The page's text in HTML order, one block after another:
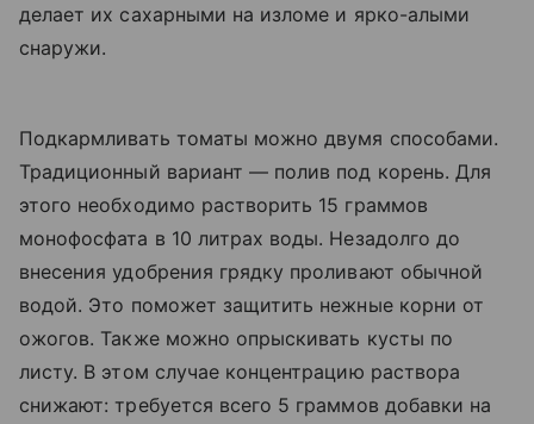
делает их сахарными на изломе и ярко-алыми
снаружи.
Подкармливать томаты можно двумя способами.
Традиционный вариант — полив под корень. Для
этого необходимо растворить 15 граммов
монофосфата в 10 литрах воды. Незадолго до
внесения удобрения грядку проливают обычной
водой. Это поможет защитить нежные корни от
ожогов. Также можно опрыскивать кусты по
листу. В этом случае концентрацию раствора
снижают: требуется всего 5 граммов добавки на